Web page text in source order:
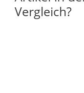
Vergleich?